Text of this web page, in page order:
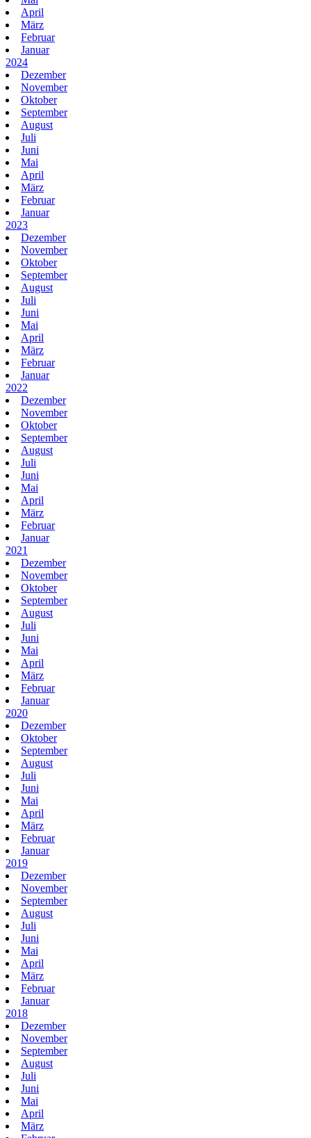
April
März
Februar
Januar
2024
Dezember
November
Oktober
September
August
Juli
Juni
Mai
April
März
Februar
Januar
2023
Dezember
November
Oktober
September
August
Juli
Juni
Mai
April
März
Februar
Januar
2022
Dezember
November
Oktober
September
August
Juli
Juni
Mai
April
März
Februar
Januar
2021
Dezember
November
Oktober
September
August
Juli
Juni
Mai
April
März
Februar
Januar
2020
Dezember
Oktober
September
August
Juli
Juni
Mai
April
März
Februar
Januar
2019
Dezember
November
September
August
Juli
Juni
Mai
April
März
Februar
Januar
2018
Dezember
November
September
August
Juli
Juni
Mai
April
März